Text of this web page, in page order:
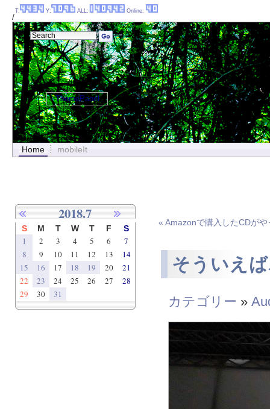
/
Home mobileIt
« Amazonで購入したCDが
そういえ
カテゴリー »
2018.7
S M T W T F S
1 2 3 4 5 6
7
8
9 10 11 12 13
14
15
16 17 18 19 20
21
22
23 24 25 26 27
28
29
30 31
T: Y: ALL: Online:
ThemePanel